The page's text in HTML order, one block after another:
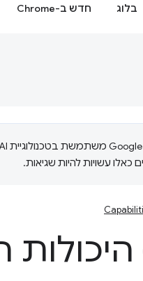
בלוג חדש ב-Chrome
עשויות להיות שגיאות.